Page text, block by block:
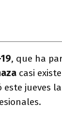
, que ha
casi
este jueves la